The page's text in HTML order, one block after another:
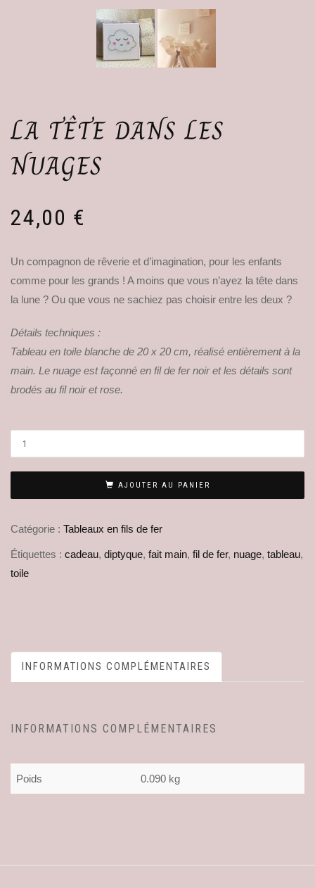
LA TÊTE DANS LES
NUAGES
24,00 €
Un compagnon de rêverie et d’imagination, pour les enfants
comme pour les grands ! A moins que vous n’ayez la tête dans
la lune ? Ou que vous ne sachiez pas choisir entre les deux ?
Détails techniques :
Tableau en toile blanche de 20 x 20 cm, réalisé entièrement à la
main. Le nuage est façonné en fil de fer noir et les détails sont
brodés au fil noir et rose.
AJOUTER AU PANIER
Catégorie : Tableaux en fils de fer
Étiquettes : cadeau, diptyque, fait main, fil de fer, nuage, tableau,
toile
INFORMATIONS COMPLÉMENTAIRES
INFORMATIONS COMPLÉMENTAIRES
Poids 0.090 kg